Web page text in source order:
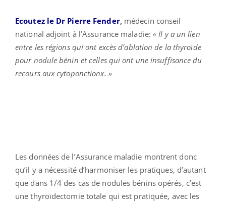
Ecoutez le Dr Pierre Fender,médecin conseil
national adjoint à l’Assurance maladie:« Il y a un lien
entre les régions qui ont excès d’ablation de la thyroïde
pour nodule bénin et celles qui ont une insuffisance du
recours aux cytoponctionx. »
Les données de l’Assurance maladie montrent donc
qu’il y a nécessité d’harmoniser les pratiques, d’autant
que dans 1/4 des cas de nodules bénins opérés, c’est
une thyroïdectomie totale qui est pratiquée, avec les